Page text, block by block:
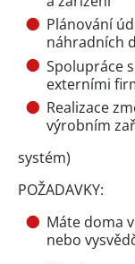
Plánování
náhradních
Spolupráce
externími
Realizace
výrobním
systém)
POŽADAVKY:
Máte doma
nebo